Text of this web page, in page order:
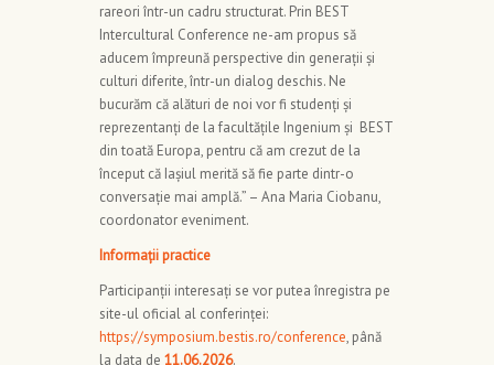
rareori într-un cadru structurat. Prin BEST
Intercultural Conference ne-am propus să
aducem împreună perspective din generații și
culturi diferite, într-un dialog deschis. Ne
bucurăm că alături de noi vor fi studenți și
reprezentanți de la facultățile Ingenium și BEST
din toată Europa, pentru că am crezut de la
început că Iașiul merită să fie parte dintr-o
conversație mai amplă.” – Ana Maria Ciobanu,
coordonator eveniment.
Informații practice
Participanții interesați se vor putea înregistra pe
site-ul oficial al conferinței:
https://symposium.bestis.ro/conference, până
la data de 11.06.2026.